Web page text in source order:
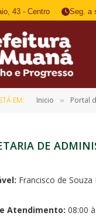
43 - Centro Seg. a
EM: Inicio » Portal
DE
Francisco de Souza
Atendimento: 08:00